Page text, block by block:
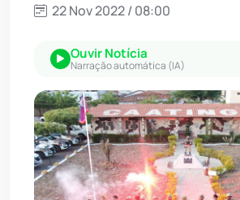
22 Nov 2022 / 08:00
Ouvir Notícia
Narração automática (IA)